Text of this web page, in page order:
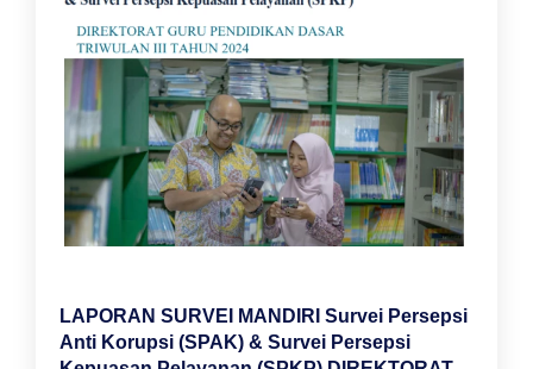
LAPORAN SURVEI MANDIRI Survei Persepsi
Anti Korupsi (SPAK) & Survei Persepsi